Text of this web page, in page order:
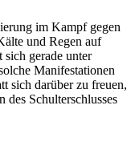
im Kampf gegen
und Regen auf
sich gerade unter
Manifestationen
sich darüber zu freuen,
des Schulterschlusses